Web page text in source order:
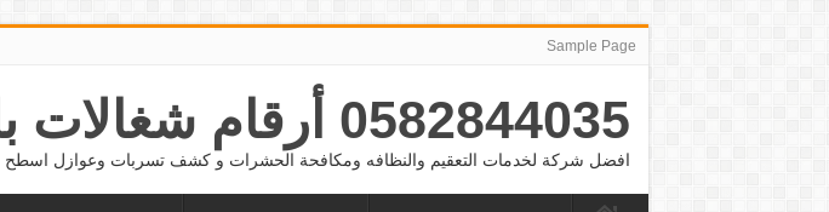
Sample Page
0582844035 أرقام شغالات بالشهر الرياض والدمام وجده
افضل شركة لخدمات التعقيم والنظافه ومكافحة الحشرات و كشف تسربات وعوازل اسطح